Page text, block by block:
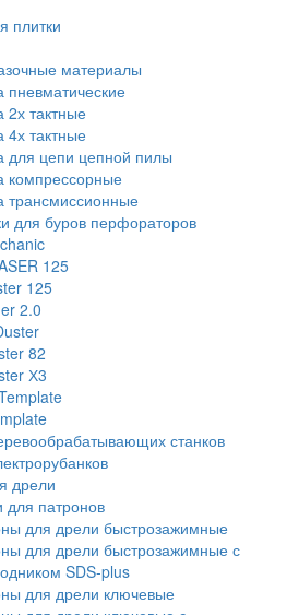
плитки
материалы
пневматические
2х тактные
4х тактные
для цепи цепной пилы
компрессорные
трансмиссионные
для буров перфораторов
125
125
2.0
82
Х3
станков
дрели
для патронов
для дрели быстрозажимные
для дрели быстрозажимные с
SDS-plus
для дрели ключевые